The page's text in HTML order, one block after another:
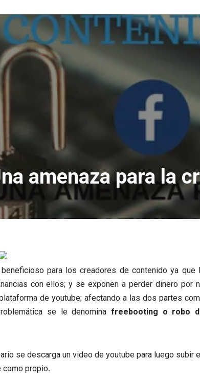
amenaza para la
para los creadores de contenido ya que
con ellos; y se exponen a perder dinero por
de youtube; afectando a las dos partes
se le denomina freebooting o robo
se descarga un video de youtube para luego subir
como propio.